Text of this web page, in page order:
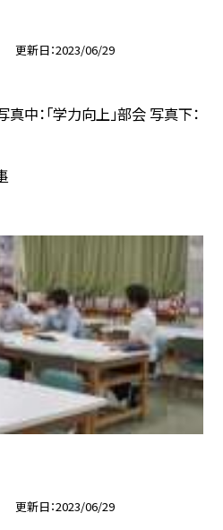
更新日 2023/06/29
真中：「学力向上」部会 写真下：
更新日 2023/06/29